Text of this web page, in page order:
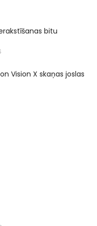
bitu
Vision X skaņas joslas